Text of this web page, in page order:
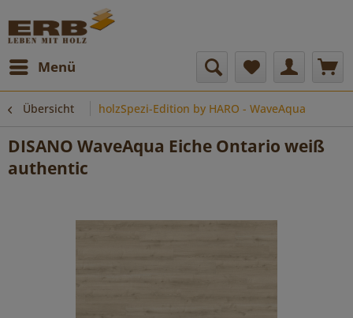
Menü
Übersicht holzSpezi-Edition by HARO - WaveAqua
DISANO WaveAqua Eiche Ontario weiß
authentic